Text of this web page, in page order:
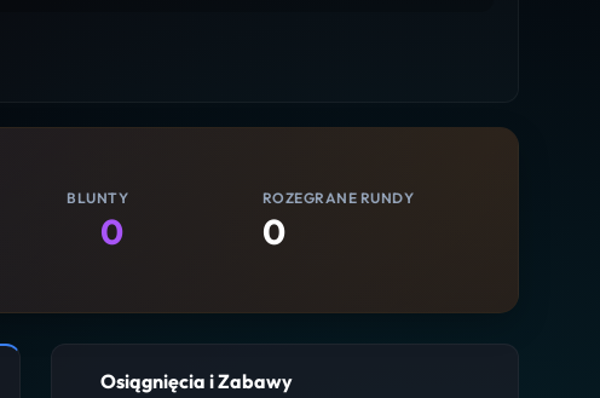
BLUNTY
0
ROZEGRANE RUNDY
0
Osiągnięcia i Zabawy